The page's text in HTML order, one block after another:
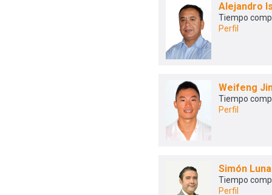
Alejandro
Tiempo
Perfil
Weifeng
Tiempo
Perfil
Simón
Tiempo
Perfil